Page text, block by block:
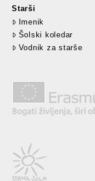
Starši
Imenik
Šolski koledar
Vodnik za starše